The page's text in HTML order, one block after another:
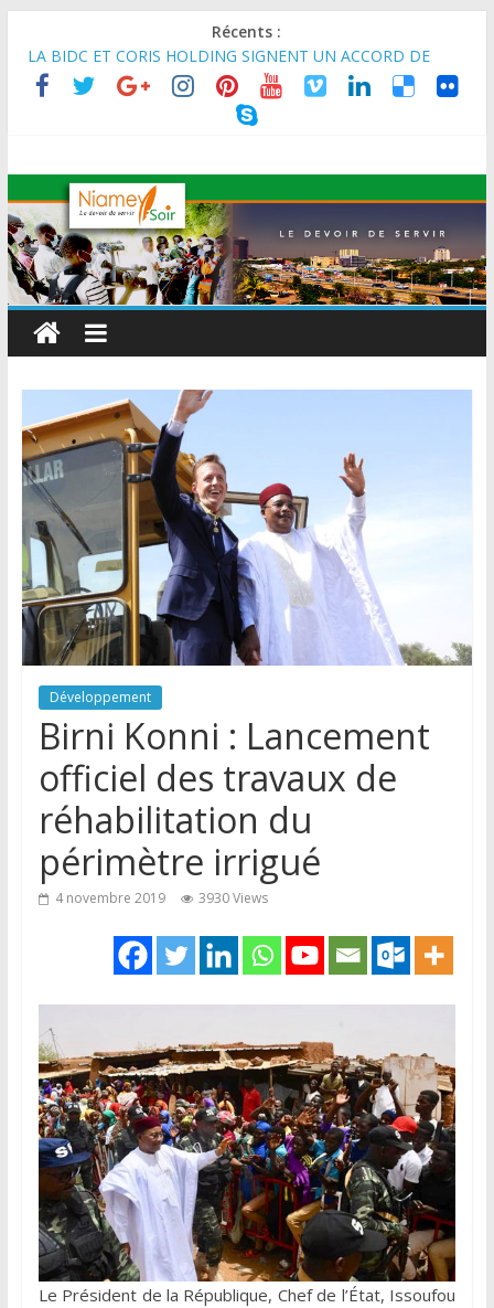
Récents :
MARADI : Le Président de la République, Chef de l’État, S.E le
Général d’Armée Abdourahamane Tiani, est arrivé à Maradi
pour la célébration de la 3ᵉ édition de la Journée Nationale de
RENFORCER LES CHAÎNES DE VALEUR ALIMENTAIRES,
ÉNERGÉTIQUES ET AGRICOLES EN AFRIQUE DE L’OUEST
SEMAINE DU KAWAR 2026: Le Ministre de l’Intérieur, le
Général de Division Mohamed TOUMBA a reçu en audience
son homologue du Burkina Faso et délégation du Kawar.
BANQUE MONDIALE : L’IA offre un levier vital aux économies
en développement en panne de croissance (Communiqué)
AES : Le Chef de l’Etat a reçu en audience à Maradi les
ministres en charge de l’Environnement du Burkina Faso et du
Développement
Birni Konni : Lancement
officiel des travaux de
réhabilitation du
périmètre irrigué
4 novembre 2019 3930 Views
Le Président de la République, Chef de l’État, Issoufou